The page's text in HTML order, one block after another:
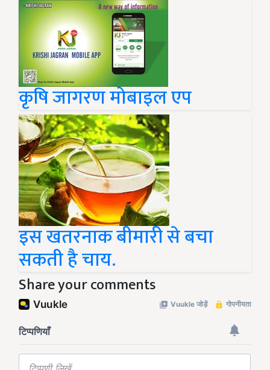
कृषि जागरण मोबाइल एप
इस खतरनाक बीमारी से बचा
सकती है चाय.
Share your comments